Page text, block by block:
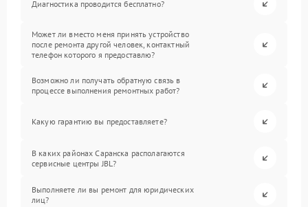
Диагностика проводится бесплатно?
Может ли вместо меня принять устройство
после ремонта другой человек, контактный
телефон которого я предоставлю?
Возможно ли получать обратную связь в
процессе выполнения ремонтных работ?
Какую гарантию вы предоставляете?
В каких районах Саранска располагаются
сервисные центры JBL?
Выполняете ли вы ремонт для юридических
лиц?